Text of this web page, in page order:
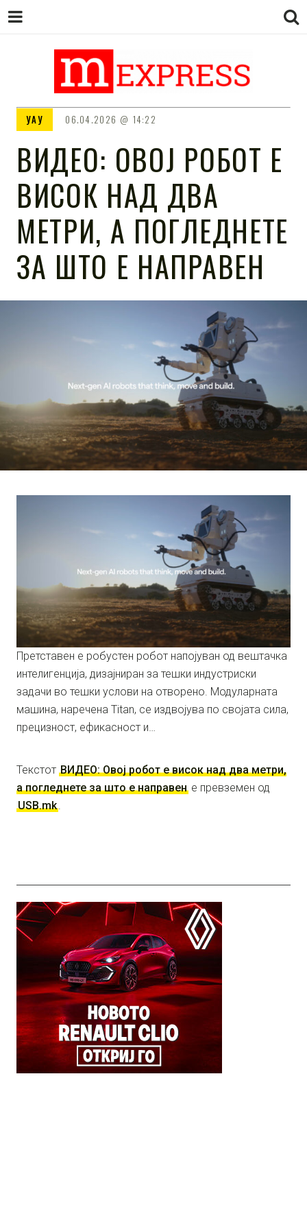
M EXPRESS
УАУ 06.04.2026 14:22
ВИДЕО: ОВОЈ РОБОТ Е
ВИСОК НАД ДВА
МЕТРИ, А ПОГЛЕДНЕТЕ
ЗА ШТО Е НАПРАВЕН
Претставен е робустен робот напојуван од вештачка
интелигенција, дизајниран за тешки индустриски
задачи во тешки услови на отворено. Модуларната
машина, наречена Titan, се издвојува по својата сила,
прецизност, ефикасност и…
Текстот ВИДЕО: Овој робот е висок над два метри,
а погледнете за што е направен е превземен од
USB.mk.